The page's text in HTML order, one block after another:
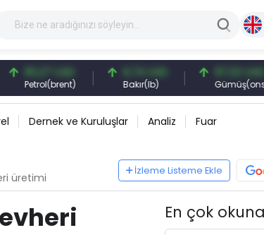
6,74 USD
Bakır(lb)
97,32 USD
Gümüş(ons)
Dernek ve Kuruluşlar Analiz Fuar
üretimi
İzleme Listeme Ekle
En çok